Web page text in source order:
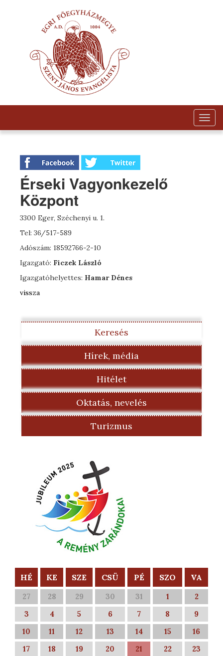
Érseki Vagyonkezelő
Központ
3300 Eger, Széchenyi u. 1.
Tel: 36/517-589
Adószám: 18592766-2-10
Igazgató: Ficzek László
Igazgatóhelyettes: Hamar Dénes
vissza
Keresés
Hírek, média
Hitélet
Oktatás, nevelés
Turizmus
HÉ KE SZE CSÜ PÉ SZO VA
27 28 29 30 31 1
2
3
4 5 6 7 8
9
10
11 12 13 14 15
16
17
18 19 20 21 22
23